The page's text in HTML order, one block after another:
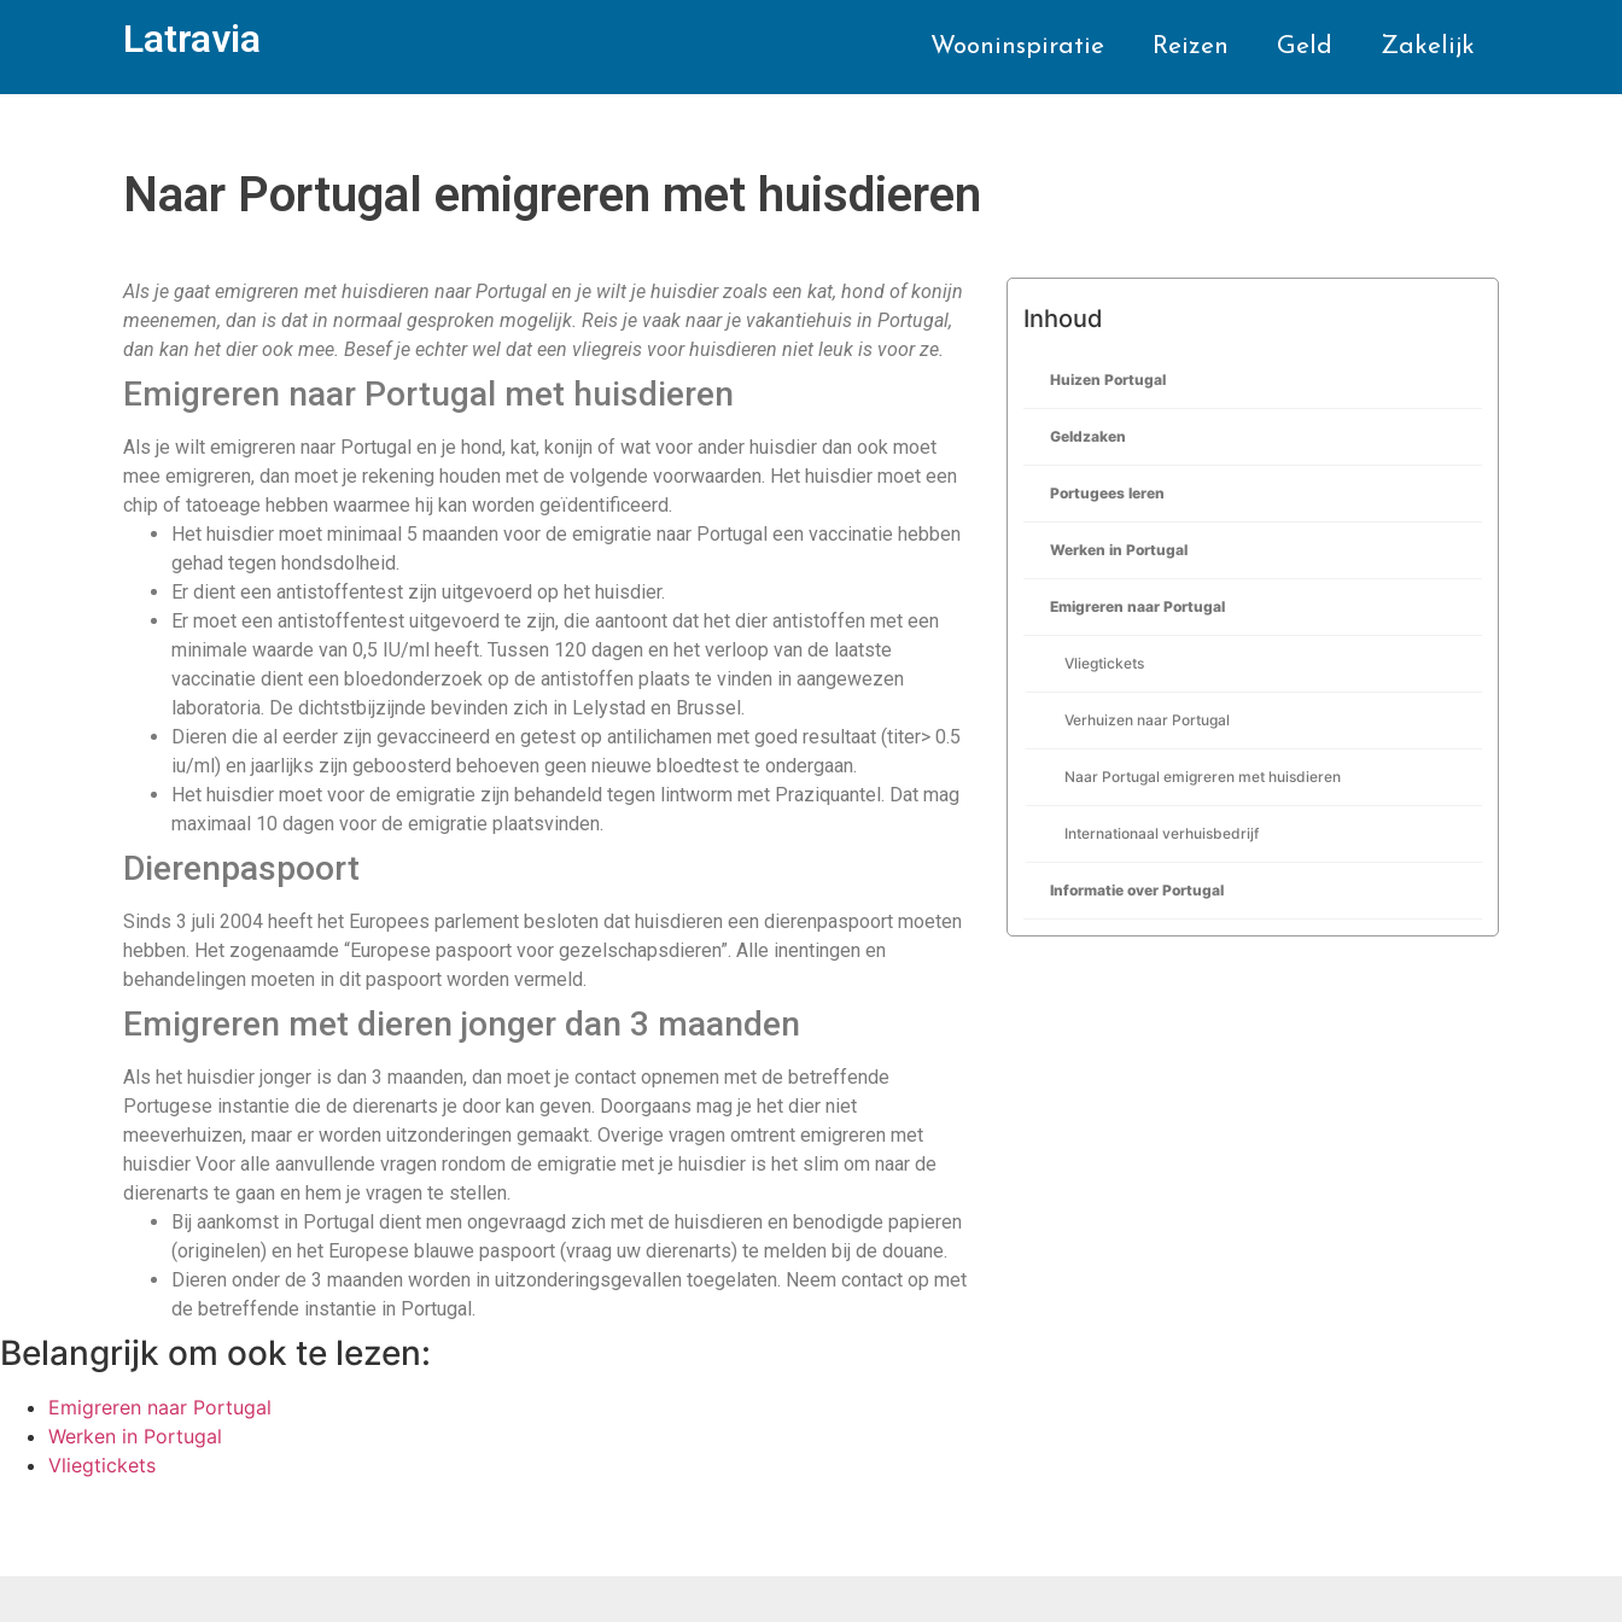
Latravia Wooninspiratie Reizen Geld Zakelijk
Naar Portugal emigreren met huisdieren
Als je gaat emigreren met huisdieren naar Portugal en je wilt je huisdier zoals een kat, hond of konijn
meenemen, dan is dat in normaal gesproken mogelijk. Reis je vaak naar je vakantiehuis in Portugal,
dan kan het dier ook mee. Besef je echter wel dat een vliegreis voor huisdieren niet leuk is voor ze.
Emigreren naar Portugal met huisdieren
Als je wilt emigreren naar Portugal en je hond, kat, konijn of wat voor ander huisdier dan ook moet
mee emigreren, dan moet je rekening houden met de volgende voorwaarden. Het huisdier moet een
chip of tatoeage hebben waarmee hij kan worden geïdentificeerd.
Het huisdier moet minimaal 5 maanden voor de emigratie naar Portugal een vaccinatie hebben
gehad tegen hondsdolheid.
Er dient een antistoffentest zijn uitgevoerd op het huisdier.
Er moet een antistoffentest uitgevoerd te zijn, die aantoont dat het dier antistoffen met een
minimale waarde van 0,5 IU/ml heeft. Tussen 120 dagen en het verloop van de laatste
vaccinatie dient een bloedonderzoek op de antistoffen plaats te vinden in aangewezen
laboratoria. De dichtstbijzijnde bevinden zich in Lelystad en Brussel.
Dieren die al eerder zijn gevaccineerd en getest op antilichamen met goed resultaat (titer> 0.5
iu/ml) en jaarlijks zijn geboosterd behoeven geen nieuwe bloedtest te ondergaan.
Het huisdier moet voor de emigratie zijn behandeld tegen lintworm met Praziquantel. Dat mag
maximaal 10 dagen voor de emigratie plaatsvinden.
Dierenpaspoort
Sinds 3 juli 2004 heeft het Europees parlement besloten dat huisdieren een dierenpaspoort moeten
hebben. Het zogenaamde “Europese paspoort voor gezelschapsdieren”. Alle inentingen en
behandelingen moeten in dit paspoort worden vermeld.
Emigreren met dieren jonger dan 3 maanden
Als het huisdier jonger is dan 3 maanden, dan moet je contact opnemen met de betreffende
Portugese instantie die de dierenarts je door kan geven. Doorgaans mag je het dier niet
meeverhuizen, maar er worden uitzonderingen gemaakt. Overige vragen omtrent emigreren met
huisdier Voor alle aanvullende vragen rondom de emigratie met je huisdier is het slim om naar de
dierenarts te gaan en hem je vragen te stellen.
Bij aankomst in Portugal dient men ongevraagd zich met de huisdieren en benodigde papieren
(originelen) en het Europese blauwe paspoort (vraag uw dierenarts) te melden bij de douane.
Dieren onder de 3 maanden worden in uitzonderingsgevallen toegelaten. Neem contact op met
de betreffende instantie in Portugal.
Inhoud
Huizen Portugal
Geldzaken
Portugees leren
Werken in Portugal
Emigreren naar Portugal
Vliegtickets
Verhuizen naar Portugal
Naar Portugal emigreren met huisdieren
Internationaal verhuisbedrijf
Informatie over Portugal
Belangrijk om ook te lezen:
Emigreren naar Portugal
Werken in Portugal
Vliegtickets